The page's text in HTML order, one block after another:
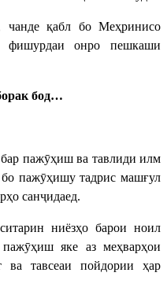
чанде қабл бо Меҳринисо
фишурдаи онро пешкаши
бод…
пажӯҳиш ва тавлиди илм
пажӯҳишу тадрис машғул
санҷидаед.
ниёзҳо барои ноил
яке аз меҳварҳои
тавсеаи пойдории ҳар